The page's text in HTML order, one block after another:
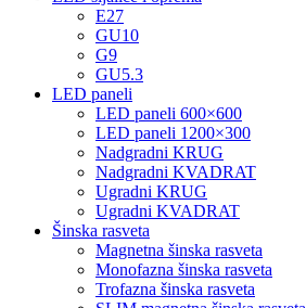
E27
GU10
G9
GU5.3
LED paneli
LED paneli 600×600
LED paneli 1200×300
Nadgradni KRUG
Nadgradni KVADRAT
Ugradni KRUG
Ugradni KVADRAT
Šinska rasveta
Magnetna šinska rasveta
Monofazna šinska rasveta
Trofazna šinska rasveta